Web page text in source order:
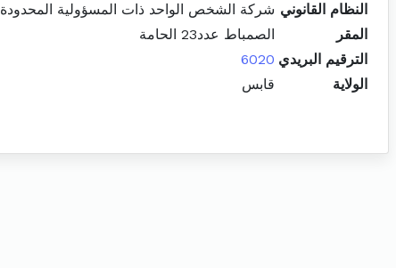
النظام القانوني شركة الشخص الواحد ذات المسؤولية المحدودة
المقر
الصمباط عدد23 الحامة
الترقيم البريدي 6020
الولاية
قابس